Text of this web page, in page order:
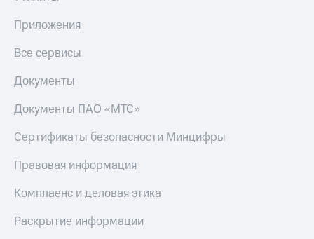
Приложения
Все сервисы
Документы
Документы ПАО «МТС»
Сертификаты безопасности Минцифры
Правовая информация
Комплаенс и деловая этика
Раскрытие информации